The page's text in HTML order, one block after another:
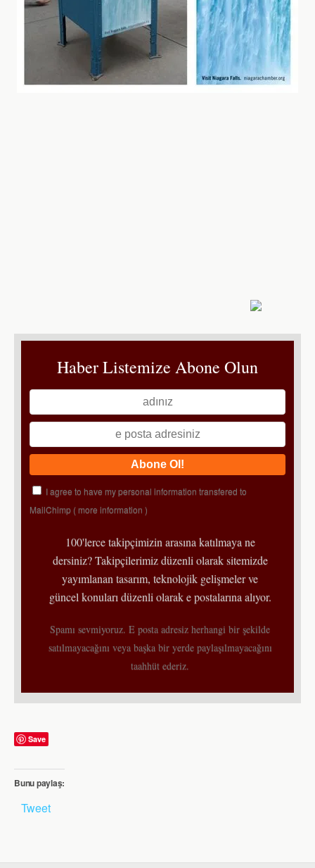
Haber Listemize Abone Olun
I agree to have my personal information transfered to
MailChimp ( more information )
100'lerce takipçimizin arasına katılmaya ne
dersiniz? Takipçilerimiz düzenli olarak sitemizde
yayımlanan tasarım, teknolojik gelişmeler ve
güncel konuları düzenli olarak e postalarına alıyor.
Spamı sevmiyoruz. E posta adresiz herhangi bir şekilde
satılmayacağını veya başka bir yerde paylaşılmayacağını
taahhüt ederiz.
Save
Bunu paylaş:
Tweet